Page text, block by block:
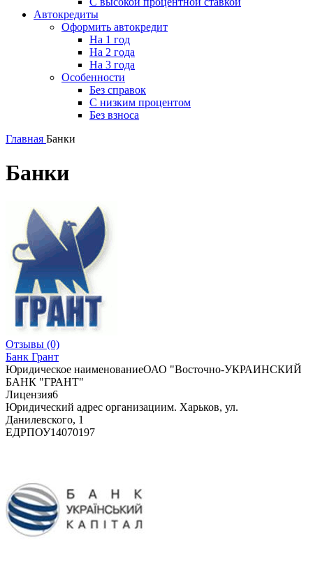
Автокредиты
Оформить автокредит
На 1 год
На 2 года
На 3 года
Особенности
Без справок
С низким процентом
Без взноса
Главная Банки
Банки
Отзывы (0)
Банк Грант
Юридическое наименованиеОАО "Восточно-УКРАИНСКИЙ
БАНК "ГРАНТ"
Лицензия6
Юридический адрес организациим. Харьков, ул.
Данилевского, 1
ЕДРПОУ14070197